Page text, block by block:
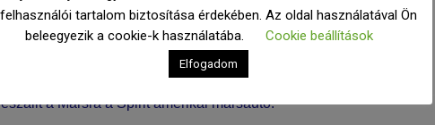
január 2-án elindítottLuna–1űrszonda elhagyva a Föld
Naprendszerünk első ember alkotta, mesterséges bolygója lett.
Demnig elhelyezte az elsőbotlatóköveket
aMarsraaSpiritamerikai marsautó.
felhasználói tartalom biztosítása érdekében. Az oldal használatával Ön
beleegyezik a cookie-k használatába.
Cookie beállítások
Elfogadom